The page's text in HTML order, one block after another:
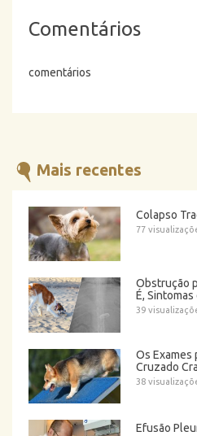
Comentários
comentários
Mais recentes
Colapso
77
Obstrução
É,
39
Os Exames
Cruzado
38
Efusão